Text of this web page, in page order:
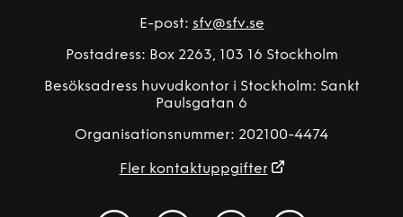
E-post: sfv@sfv.se
Postadress: Box 2263, 103 16 Stockholm
Besöksadress huvudkontor i Stockholm: Sankt
Paulsgatan 6
Organisationsnummer: 202100-4474
Fler kontaktuppgifter